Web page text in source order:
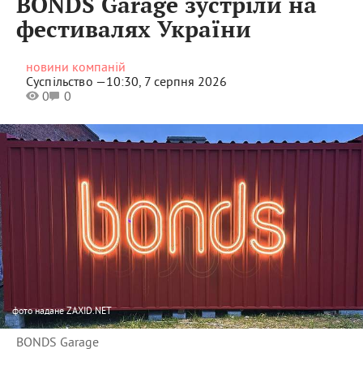
BONDS Garage зустріли на
фестивалях України
новини компаній
Суспільство —10:30, 7 серпня 2026
0
0
фотонадане ZAXID.NET
BONDS Garage